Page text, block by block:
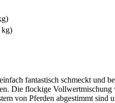
kg)
fantastisch schmeckt
Die flockige
von Pferden abgestimmt